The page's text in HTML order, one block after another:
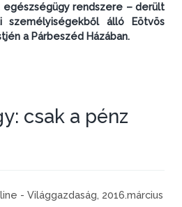
egészségügy rendszere – derült
álló Eötvös
a Párbeszéd Házában.
csak a pénz
- Világgazdaság, 2016.március